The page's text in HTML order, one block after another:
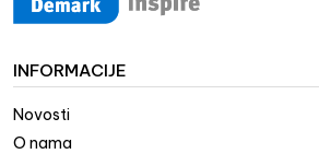
INFORMACIJE
Novosti
O nama